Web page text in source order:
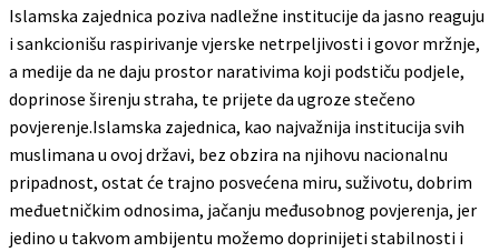
Islamska zajednica poziva nadležne institucije da jasno reaguju
i sankcionišu raspirivanje vjerske netrpeljivosti i govor mržnje,
a medije da ne daju prostor narativima koji podstiču podjele,
doprinose širenju straha, te prijete da ugroze stečeno
povjerenje.Islamska zajednica, kao najvažnija institucija svih
muslimana u ovoj državi, bez obzira na njihovu nacionalnu
pripadnost, ostat će trajno posvećena miru, suživotu, dobrim
međuetničkim odnosima, jačanju međusobnog povjerenja, jer
jedino u takvom ambijentu možemo doprinijeti stabilnosti i